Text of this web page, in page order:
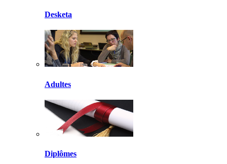
Desketa
Adultes
Diplômes